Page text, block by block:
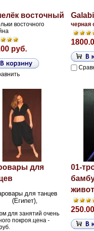
восточный
восточного
руб.
черная
для
для танцев
(Египет),
для занятий очень
покроя.цена -
01-